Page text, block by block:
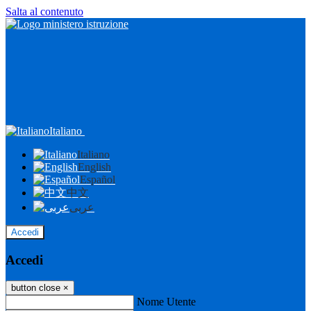
Salta al contenuto
Italiano
Italiano
English
Español
中文
عربى
Accedi
Accedi
button close ×
Nome Utente